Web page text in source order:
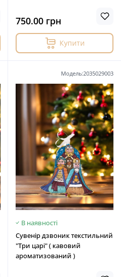
750.00 грн
Купити
Модель:2035029003
В наявності
Сувенір дзвоник текстильний
"Три царі" ( кавовий
ароматизований )